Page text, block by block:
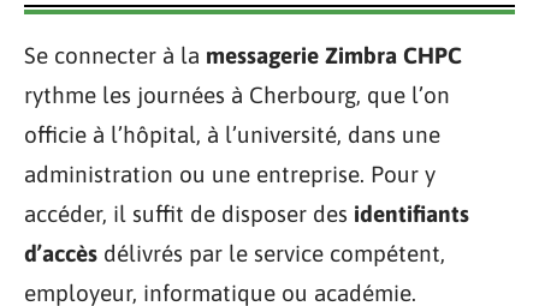
Se connecter à la messagerie Zimbra CHPC
rythme les journées à Cherbourg, que l’on
officie à l’hôpital, à l’université, dans une
administration ou une entreprise. Pour y
accéder, il suffit de disposer des identifiants
d’accès délivrés par le service compétent,
employeur, informatique ou académie.